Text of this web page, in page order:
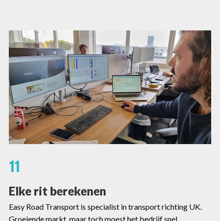
11
Elke rit berekenen
Easy Road Transport is specialist in transport richting UK.
Groeiende markt, maar toch moest het bedrijf snel